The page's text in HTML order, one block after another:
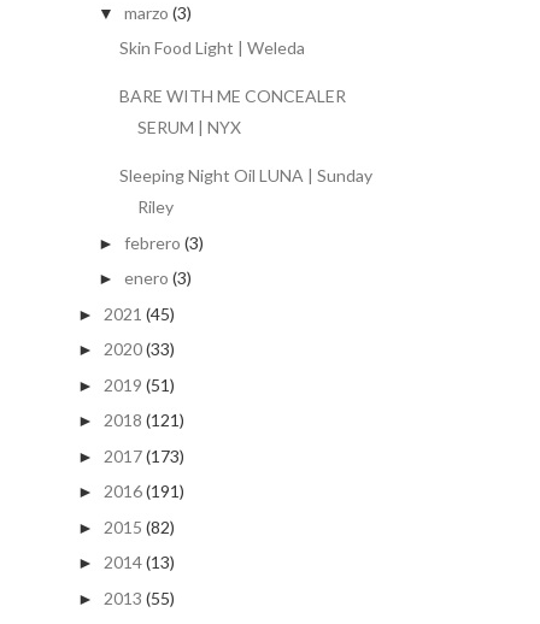
▼ marzo (3)
Skin Food Light | Weleda
BARE WITH ME CONCEALER
SERUM | NYX
Sleeping Night Oil LUNA | Sunday
Riley
► febrero (3)
► enero (3)
► 2021 (45)
► 2020(33)
► 2019 (51)
► 2018 (121)
► 2017(173)
► 2016(191)
► 2015 (82)
► 2014(13)
► 2013 (55)